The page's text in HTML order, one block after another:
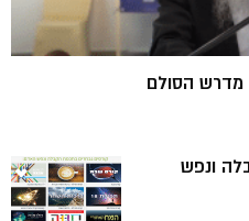
מדרש הסולם
ונפש